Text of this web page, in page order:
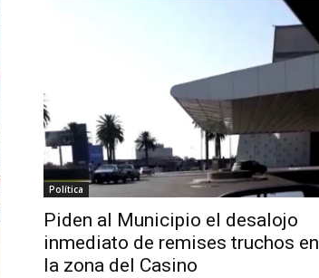
Política
Piden al Municipio el desalojo
inmediato de remises truchos en
la zona del Casino